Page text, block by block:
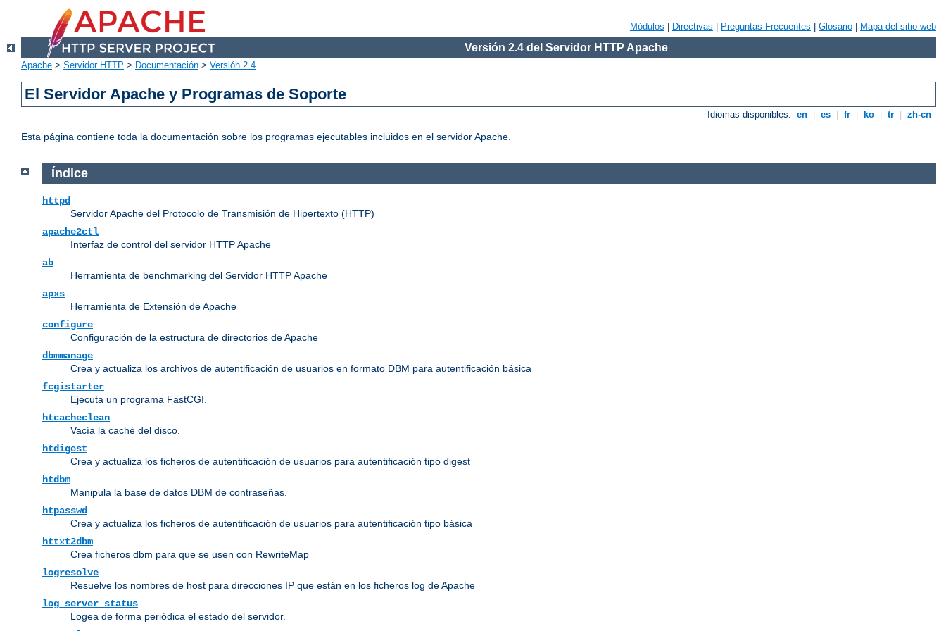
Módulos Directivas Preguntas Frecuentes Glosario Mapa del sitio web
Versión 2.4 del Servidor HTTP Apache
Apache > Servidor HTTP > Documentación > Versión 2.4
El Servidor Apache y Programas de Soporte
Idiomas disponibles: en es fr ko tr zh-cn
Esta página contiene toda la documentación sobre los programas ejecutables incluidos en el servidor Apache.
Índice
httpd
Servidor Apache del Protocolo de Transmisión de Hipertexto (HTTP)
apache2ctl
Interfaz de control del servidor HTTP Apache
ab
Herramienta de benchmarking del Servidor HTTP Apache
apxs
Herramienta de Extensión de Apache
configure
Configuración de la estructura de directorios de Apache
dbmmanage
Crea y actualiza los archivos de autentificación de usuarios en formato DBM para autentificación básica
fcgistarter
Ejecuta un programa FastCGI.
htcacheclean
Vacía la caché del disco.
htdigest
Crea y actualiza los ficheros de autentificación de usuarios para autentificación tipo digest
htdbm
Manipula la base de datos DBM de contraseñas.
htpasswd
Crea y actualiza los ficheros de autentificación de usuarios para autentificación tipo básica
httxt2dbm
Crea ficheros dbm para que se usen con RewriteMap
logresolve
Resuelve los nombres de host para direcciones IP que están en los ficheros log de Apache
log_server_status
Logea de forma periódica el estado del servidor.